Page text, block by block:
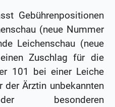
Gebührenpositionen
(neue Nummer
Leichenschau (neue
Zuschlag für die
101 bei einer Leiche
Ärztin unbekannten
besonderen